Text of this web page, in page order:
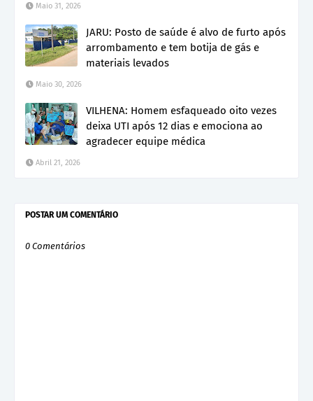
Maio 31, 2026
JARU: Posto de saúde é alvo de furto após
arrombamento e tem botija de gás e
materiais levados
Maio 30, 2026
VILHENA: Homem esfaqueado oito vezes
deixa UTI após 12 dias e emociona ao
agradecer equipe médica
Abril 21, 2026
POSTAR UM COMENTÁRIO
0 Comentários